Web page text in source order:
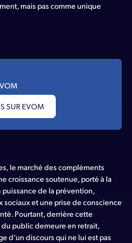
mais pas comme unique
SUR EVOM
le marché des compléments
croissance soutenue, porté à la
de la prévention,
sociaux et une prise de conscience
Pourtant, derrière cette
public demeure en retrait,
d’un discours qui ne lui est pas